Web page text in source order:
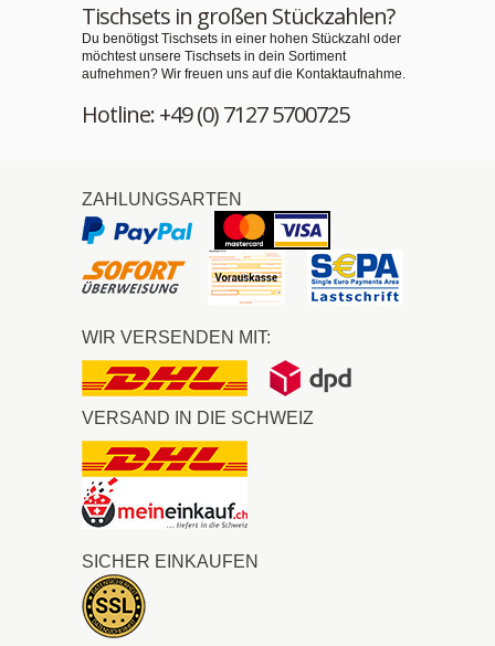
Tischsets in großen Stückzahlen?
Du benötigst Tischsets in einer hohen Stückzahl oder
möchtest unsere Tischsets in dein Sortiment
aufnehmen? Wir freuen uns auf die Kontaktaufnahme.
Hotline: +49 (0) 7127 5700725
ZAHLUNGSARTEN
WIR VERSENDEN MIT:
VERSAND IN DIE SCHWEIZ
SICHER EINKAUFEN